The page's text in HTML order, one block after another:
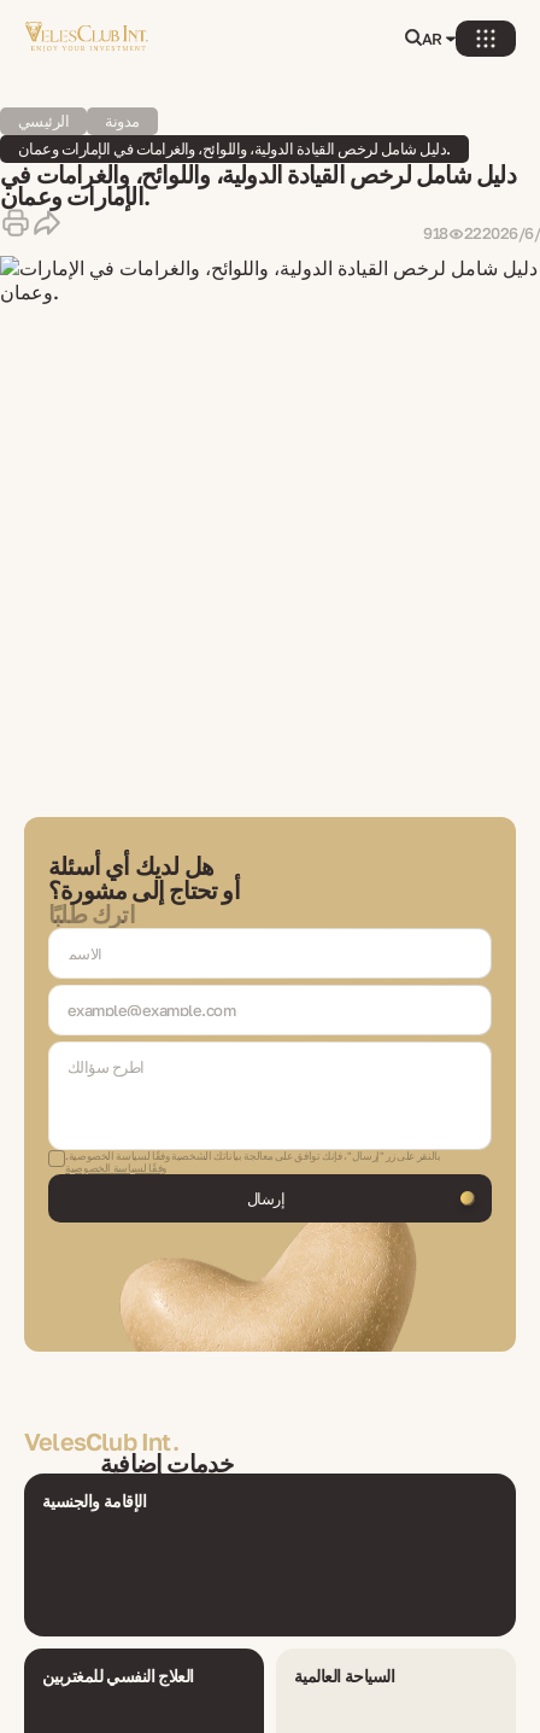
AR
الرئيسي
مدونة
دليل شامل لرخص القيادة الدولية، واللوائح، والغرامات في الإمارات وعمان.
دليل شامل لرخص القيادة الدولية، واللوائح، والغرامات في
الإمارات وعمان.
918 22‏/6‏/2026
هل لديك أي أسئلة
أو تحتاج إلى مشورة؟
اترك طلبًا
سيتواصل معك خبيرنا لمناقشة المهام، واختيار الحلول، والتواصل معك في كل
بالنقر على زر "إرسال"، فإنك توافق على معالجة بياناتك الشخصية وفقًا لسياسة الخصوصية.
وفقًا لسياسة الخصوصية
إرسال
VelesClub Int.
خدمات إضافية
الإقامة والجنسية
العلاج النفسي للمغتربين السياحة العالمية